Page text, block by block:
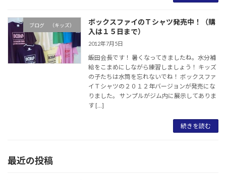
ブログ （キッズ）
ボックスファイのＴシャツ発売中！（購
入は１５日まで）
2012年7月5日
飯田会長です！ 暑くなってきましたね。水分補
給をこまめにしながら練習しましょう！ キッズ
の子たちは水筒を忘れないでね！ ボックスファ
イＴシャツの２０１２年バージョンが発売にな
りました。 サンプルがジム内に展示してありま
す […]
続きを読む
最近の投稿